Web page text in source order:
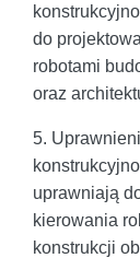
do
robotami
oraz
5.
uprawniają
kierowania
konstrukcji